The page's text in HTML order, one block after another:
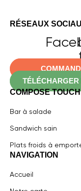
RÉSEAUX
COMPOSE TOUCH
Bar à salade
Sandwich sain
Plats froids à
NAVIGATION
Accueil